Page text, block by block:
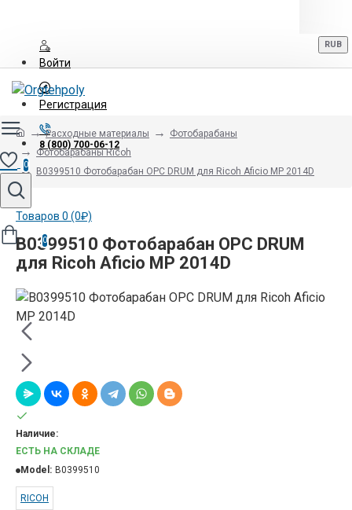
Войти
Регистрация
8 (800) 700-06-12
RUB
0
Товаров 0 (0₽)
0
Расходные материалы
Фотобарабаны
Фотобарабаны Ricoh
B0399510 Фотобарабан OPC DRUM для Ricoh Aficio MP 2014D
B0399510 Фотобарабан OPC DRUM
для Ricoh Aficio MP 2014D
Наличие:
ЕСТЬ НА СКЛАДЕ
Model: B0399510
RICOH